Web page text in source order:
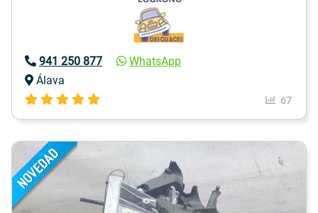
941 250 877
WhatsApp
Álava
67